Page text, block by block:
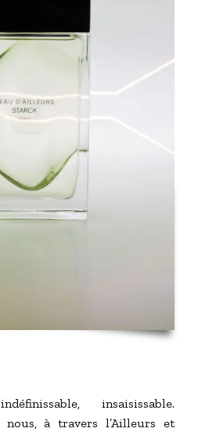
insaisissable.
à travers l’Ailleurs et